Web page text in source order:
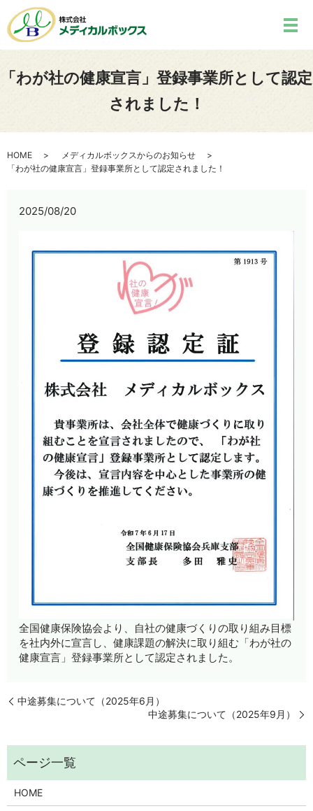
「わが社の健康宣言」登録事業所として認定
されました！
HOME
メディカルボックスからのお知らせ
「わが社の健康宣言」登録事業所として認定されました！
2025/08/20
全国健康保険協会より、 自社の健康づくりの取り組み目標
を社内外に宣言し、健康課題の解決に取り組む 「わが社の
健康宣言」登録事業所として認定されました。
中途募集について（2025年6月）
中途募集について（2025年9月）
HOME